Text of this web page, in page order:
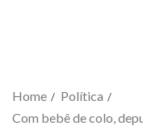
Home
Política
Com bebê de colo,